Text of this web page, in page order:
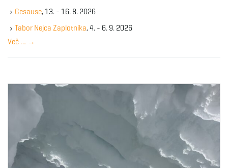
e
y
w
r
Gesause, 13. - 16. 8. 2026
Tabor Nejca Zaplotnika, 4. - 6. 9. 2026
Več … →